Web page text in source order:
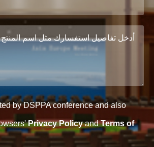
by DSPPA conference and also
Privacy PolicyandTerms of